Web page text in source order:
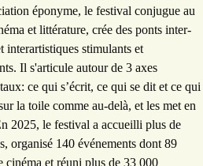
éponyme, le festival conjugue au
et littérature, crée des ponts inter-
interartistiques stimulants et
Il s'articule autour de 3 axes
ce qui s’écrit, ce qui se dit et ce qui
la toile comme au-delà, et les met en
2025, le festival a accueilli plus de
organisé 140 événements dont 89
cinéma et réuni plus de 33 000